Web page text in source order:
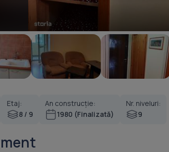
Etaj:
8 / 9
An construcție:
1980 (Finalizată)
Nr. niveluri:
9